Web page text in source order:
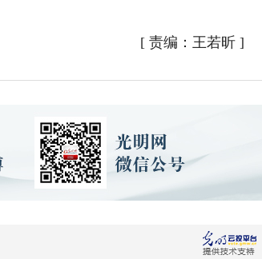
[ 责编：王若昕 ]